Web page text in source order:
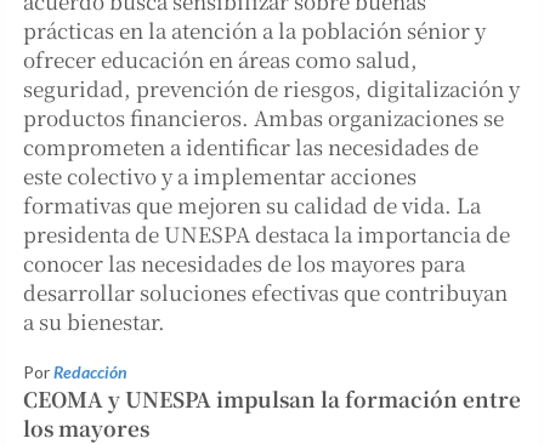
prácticas en la atención a la población sénior y
ofrecer educación en áreas como salud,
seguridad, prevención de riesgos, digitalización y
productos financieros. Ambas organizaciones se
comprometen a identificar las necesidades de
este colectivo y a implementar acciones
formativas que mejoren su calidad de vida. La
presidenta de UNESPA destaca la importancia de
conocer las necesidades de los mayores para
desarrollar soluciones efectivas que contribuyan
a su bienestar.
PorRedacción
CEOMA y UNESPA impulsan la formación entre
los mayores